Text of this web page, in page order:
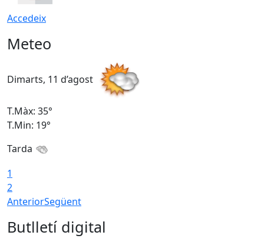
Accedeix
Meteo
Dimarts, 11 d’agost
T.Màx: 35°
T.Min: 19°
Tarda
1
2
AnteriorSegüent
Butlletí digital